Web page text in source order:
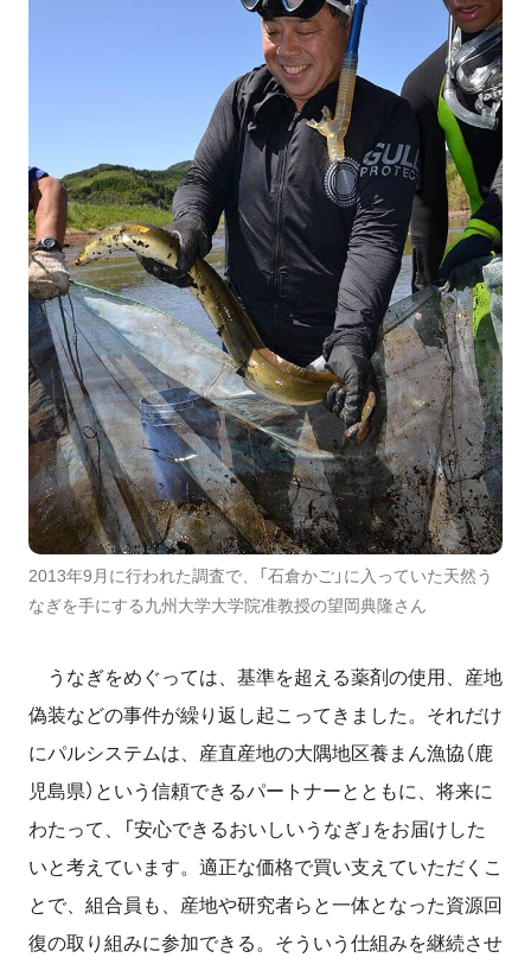
2013年9月に行われた調査で、「石倉かご」に入っていた天然う
なぎを手にする九州大学大学院准教授の望岡典隆さん
うなぎをめぐっては、基準を超える薬剤の使用、産地
偽装などの事件が繰り返し起こってきました。それだけ
にパルシステムは、産直産地の大隅地区養まん漁協（鹿
児島県）という信頼できるパートナーとともに、将来に
わたって、「安心できるおいしいうなぎ」をお届けした
いと考えています。適正な価格で買い支えていただくこ
とで、組合員も、産地や研究者らと一体となった資源回
復の取り組みに参加できる。そういう仕組みを継続させ